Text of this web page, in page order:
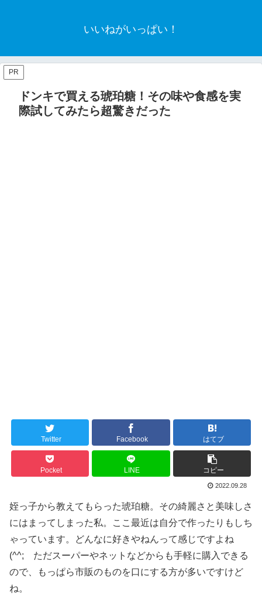
いいねがいっぱい！
PR
ドンキで買える琥珀糖！その味や食感を実
際試してみたら超驚きだった
Twitter Facebook はてブ
Pocket LINE コピー
2022.09.28
姪っ子から教えてもらった琥珀糖。その綺麗さと美味しさ
にはまってしまった私。ここ最近は自分で作ったりもしち
ゃっています。どんなに好きやねんって感じですよね
(^^; ただスーパーやネットなどからも手軽に購入できる
ので、もっぱら市販のものを口にする方が多いですけど
ね。